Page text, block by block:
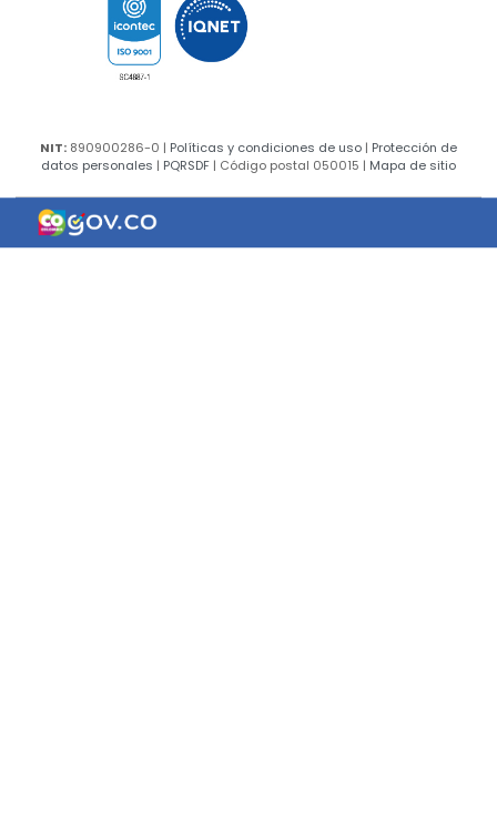
NIT: 890900286-0 | Políticas y condiciones de uso | Protección de
datos personales | PQRSDF | Código postal 050015 | Mapa de sitio